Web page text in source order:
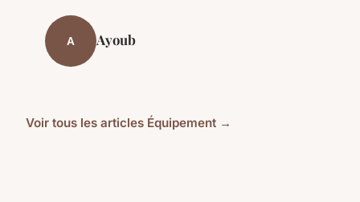
A Ayoub
Voir tous les articles Équipement →